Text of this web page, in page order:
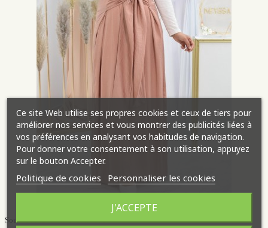
Sous robe sans manches à nouer
Ce site Web utilise ses propres cookies et ceux de tiers pour
améliorer nos services et vous montrer des publicités liées à
vos préférences en analysant vos habitudes de navigation.
Pour donner votre consentement à son utilisation, appuyez
sur le bouton Accepter.
Politique de cookies Personnaliser les cookies
J'ACCEPTE